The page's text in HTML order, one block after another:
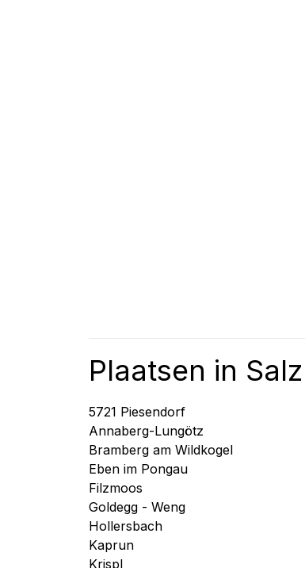
Plaatsen in
5721 Piesendorf
Annaberg-Lungötz
Bramberg am Wildkogel
Eben im Pongau
Filzmoos
Goldegg - Weng
Hollersbach
Kaprun
Krispl